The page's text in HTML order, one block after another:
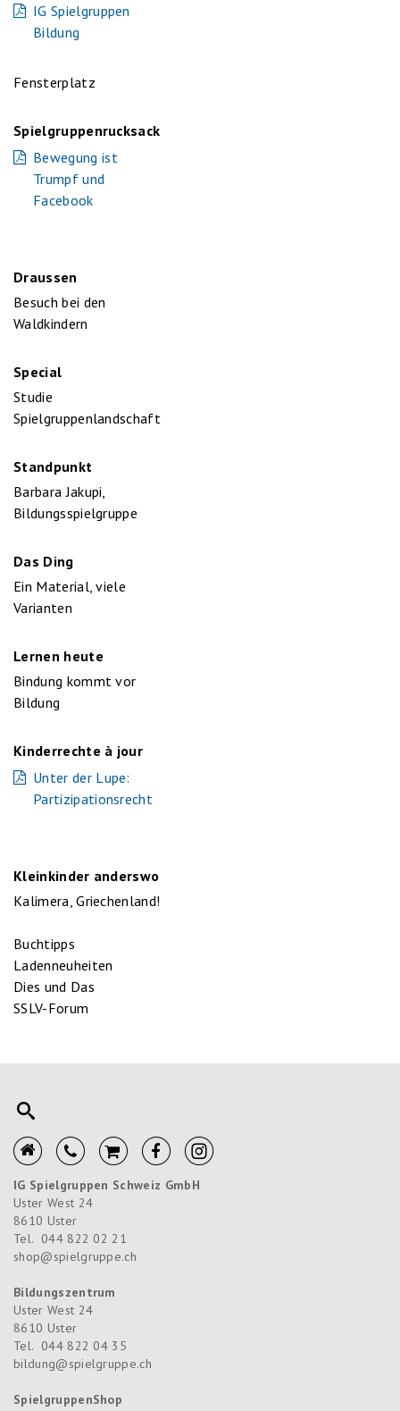
IG Spielgruppen
Bildung
Fensterplatz
Spielgruppenrucksack
Bewegung ist
Trumpf und
Facebook
Draussen
Besuch bei den
Waldkindern
Special
Studie
Spielgruppenlandschaft
Standpunkt
Barbara Jakupi,
Bildungsspielgruppe
Das Ding
Ein Material, viele
Varianten
Lernen heute
Bindung kommt vor
Bildung
Kinderrechte à jour
Unter der Lupe:
Partizipationsrecht
Kleinkinder anderswo
Kalimera, Griechenland!
Buchtipps
Ladenneuheiten
Dies und Das
SSLV-Forum
IG Spielgruppen Schweiz GmbH
Uster West 24
8610 Uster
Tel. 044 822 02 21
shop@spielgruppe.ch
Bildungszentrum
Uster West 24
8610 Uster
Tel. 044 822 04 35
bildung@spielgruppe.ch
SpielgruppenShop